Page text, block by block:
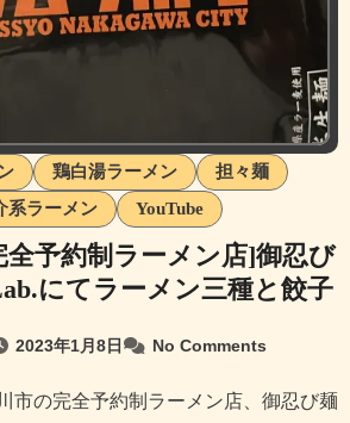
鶏白湯ラーメン
担々麺
系ラーメン
YouTube
全予約制ラーメン店]御忍び
にてラーメン三種と餃子
2023年1月8日 No Comments